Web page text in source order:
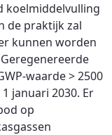
koelmiddelvulling
de praktijk zal
kunnen worden
waarde > 2500
januari 2030. Er
op